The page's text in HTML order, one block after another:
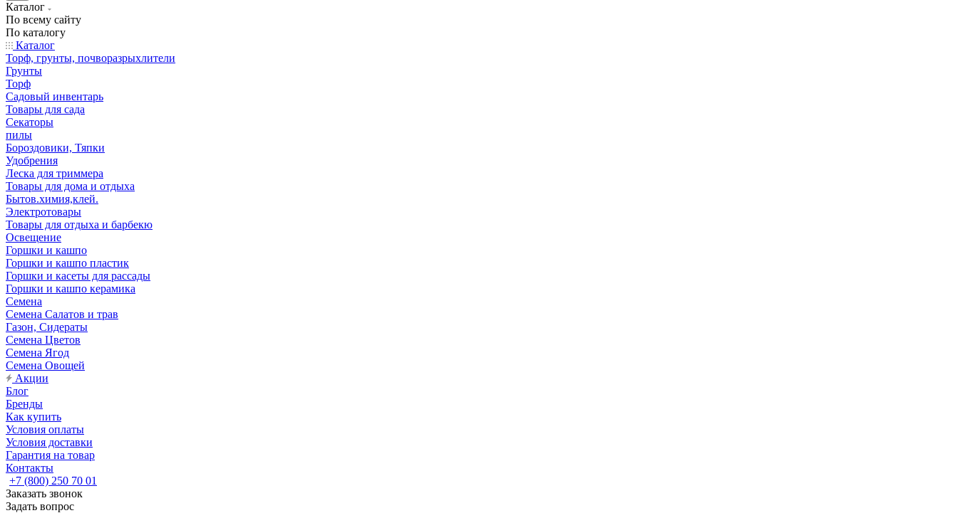
Каталог
По всему сайту
По каталогу
Каталог
Торф, грунты, почворазрыхлители
Грунты
Торф
Садовый инвентарь
Товары для сада
Секаторы
пилы
Бороздовики, Тяпки
Удобрения
Леска для триммера
Товары для дома и отдыха
Бытов.химия,клей.
Электротовары
Товары для отдыха и барбекю
Освещение
Горшки и кашпо
Горшки и кашпо пластик
Горшки и касеты для рассады
Горшки и кашпо керамика
Семена
Семена Салатов и трав
Газон, Сидераты
Семена Цветов
Семена Ягод
Семена Овощей
Акции
Блог
Бренды
Как купить
Условия оплаты
Условия доставки
Гарантия на товар
Контакты
+7 (800) 250 70 01
Заказать звонок
Задать вопрос